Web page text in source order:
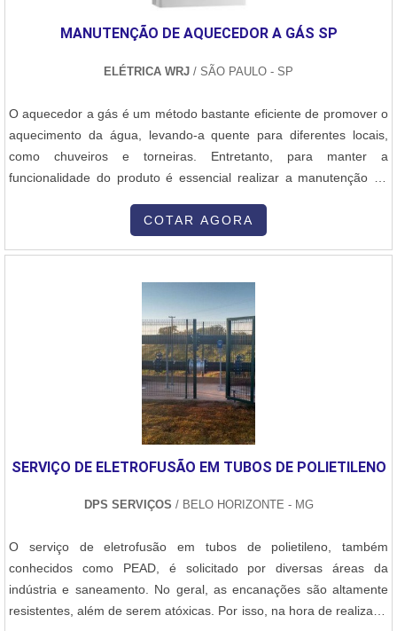
Assim, é possível poupar gastos desnecessários.Existem diversos
motivos para a M M e Manutenção e Montagem ter se tornado
Equipamentos de última geração.QUALIDADE COMPROVADA NO
SEGMENTOApenas na M M e Manutenção e Montagem sempre
tem a solução mais buscada na área de caldeiraria de aço inox.
reforma de concha de carregadeira.Tudo isso por ser uma
empresa comprometida com seus serviços e uma empresa
inovadora, qualificações construídas por focar suas ações no
resultado final, tendo escritório de alta qualidade onde são
realizadas as atividades e sala de treinamento com materiais
sofisticados. Todos esses fatores, agregados a uma equipe
multidisciplinar de consultores associados e colaboradores
eficientes, fecham todo o ciclo de entrega com excelência para
toda a carteira de clientes.
MANUTENÇÃO DE AQUECEDOR A GÁS SP
ELÉTRICA WRJ / SÃO PAULO - SP
O aquecedor a gás é um método bastante eficiente de promover o
aquecimento da água, levando-a quente para diferentes locais,
como chuveiros e torneiras. Entretanto, para manter a
funcionalidade do produto é essencial realizar a manutenção de
diferentes problemas e repará-los, se necessário, em variados
COTAR AGORA
SERVIÇO DE ELETROFUSÃO EM TUBOS DE POLIETILENO
DPS SERVIÇOS / BELO HORIZONTE - MG
O serviço de eletrofusão em tubos de polietileno, também
conhecidos como PEAD, é solicitado por diversas áreas da
indústria e saneamento. No geral, as encanações são altamente
resistentes, além de serem atóxicas. Por isso, na hora de realizar a